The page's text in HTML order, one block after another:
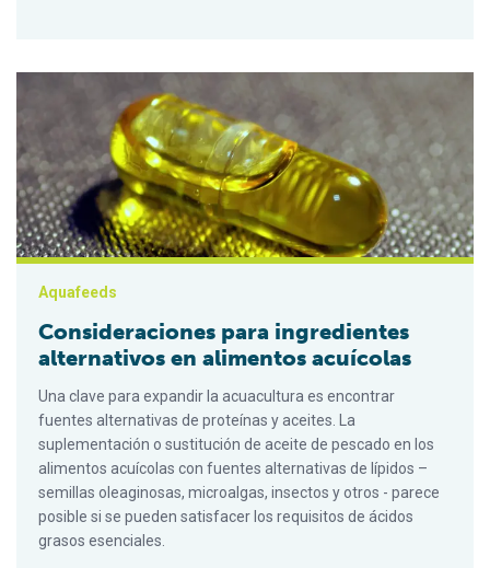
Aquafeeds
Consideraciones para ingredientes
alternativos en alimentos acuícolas
Una clave para expandir la acuacultura es encontrar
fuentes alternativas de proteínas y aceites. La
suplementación o sustitución de aceite de pescado en los
alimentos acuícolas con fuentes alternativas de lípidos –
semillas oleaginosas, microalgas, insectos y otros - parece
posible si se pueden satisfacer los requisitos de ácidos
grasos esenciales.